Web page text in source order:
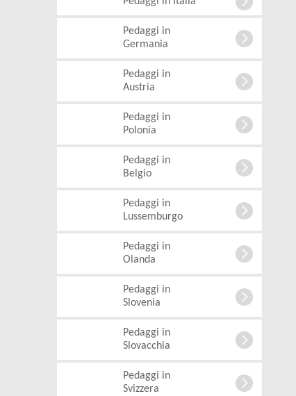
Pedaggi in
Germania
Pedaggi in
Austria
Pedaggi in
Polonia
Pedaggi in
Belgio
Pedaggi in
Lussemburgo
Pedaggi in
Olanda
Pedaggi in
Slovenia
Pedaggi in
Slovacchia
Pedaggi in
Svizzera